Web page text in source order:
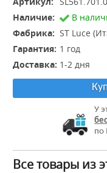
Наличие:
В
Фабрика: ST Luce
Гарантия: 1 год
Доставка: 1-2 дня
У
по
Все товары из